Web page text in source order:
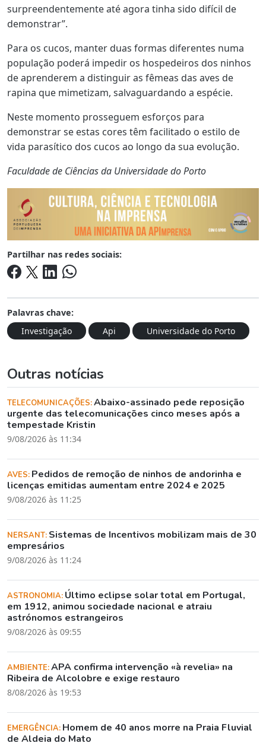
surpreendentemente até agora tinha sido difícil de
demonstrar”.
Para os cucos, manter duas formas diferentes numa
população poderá impedir os hospedeiros dos ninhos
de aprenderem a distinguir as fêmeas das aves de
rapina que mimetizam, salvaguardando a espécie.
Neste momento prosseguem esforços para
demonstrar se estas cores têm facilitado o estilo de
vida parasítico dos cucos ao longo da sua evolução.
Faculdade de Ciências da Universidade do Porto
Partilhar nas redes sociais:
Palavras chave:
Investigação
Api Universidade do Porto
Outras notícias
TELECOMUNICAÇÕES:Abaixo-assinado pede reposição
urgente das telecomunicações cinco meses após a
tempestade Kristin
9/08/2026 às 11:34
AVES: Pedidos de remoção de ninhos de andorinha e
licenças emitidas aumentam entre 2024 e 2025
9/08/2026 às 11:25
NERSANT: Sistemas de Incentivos mobilizam mais de 30
empresários
9/08/2026 às 11:24
ASTRONOMIA: Último eclipse solar total em Portugal,
em 1912, animou sociedade nacional e atraiu
astrónomos estrangeiros
9/08/2026 às 09:55
AMBIENTE:APA confirma intervenção «à revelia» na
Ribeira de Alcolobre e exige restauro
8/08/2026 às 19:53
EMERGÊNCIA: Homem de 40 anos morre na Praia Fluvial
de Aldeia do Mato